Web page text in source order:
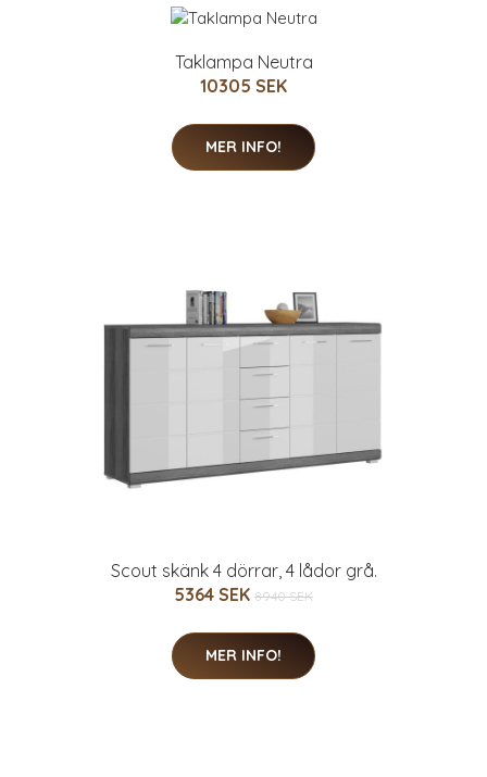
Taklampa Neutra
10305 SEK
MER INFO!
Scout skänk 4 dörrar, 4 lådor grå.
5364 SEK 8940 SEK
MER INFO!